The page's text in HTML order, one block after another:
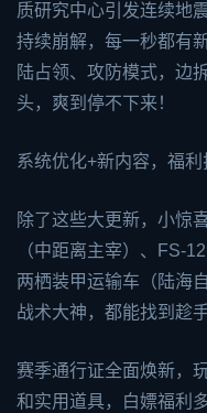
质研究中心引发连续地
持续崩解，每一秒都有
陆占领、攻防模式，边
头，爽到停不下来！
系统优化+新内容，福利
除了这些大更新，小惊
（中距离主宰）、FS-
两栖装甲运输车（陆海
战术大神，都能找到趁
赛季通行证全面焕新，
和实用道具，白嫖福利